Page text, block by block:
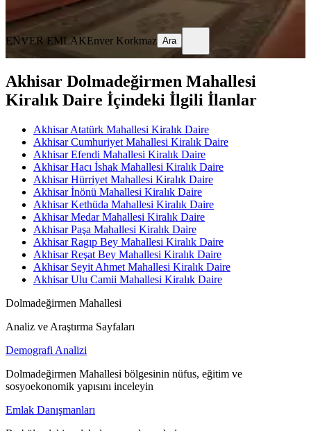
Ara
ENVER EMLAKEnver Korkmaz Ara
Akhisar Dolmadeğirmen Mahallesi
Kiralık Daire İçindeki İlgili İlanlar
Akhisar Atatürk Mahallesi Kiralık Daire
Akhisar Cumhuriyet Mahallesi Kiralık Daire
Akhisar Efendi Mahallesi Kiralık Daire
Akhisar Hacı İshak Mahallesi Kiralık Daire
Akhisar Hürriyet Mahallesi Kiralık Daire
Akhisar İnönü Mahallesi Kiralık Daire
Akhisar Kethüda Mahallesi Kiralık Daire
Akhisar Medar Mahallesi Kiralık Daire
Akhisar Paşa Mahallesi Kiralık Daire
Akhisar Ragıp Bey Mahallesi Kiralık Daire
Akhisar Reşat Bey Mahallesi Kiralık Daire
Akhisar Seyit Ahmet Mahallesi Kiralık Daire
Akhisar Ulu Camii Mahallesi Kiralık Daire
Dolmadeğirmen Mahallesi
Analiz ve Araştırma Sayfaları
Demografi Analizi
Dolmadeğirmen Mahallesi bölgesinin nüfus, eğitim ve
sosyoekonomik yapısını inceleyin
Emlak Danışmanları